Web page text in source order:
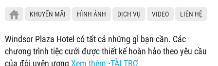
KHUYẾN MÃI HÌNH ẢNH DỊCH VỤ VIDEO LIÊN HỆ
Windsor Plaza Hotel có tất cả những gì bạn cần. Các
chương trình tiệc cưới được thiết kế hoàn hảo theo yêu cầu
của đôi uyên ương Xem thêm ∙TÀI TRỢ